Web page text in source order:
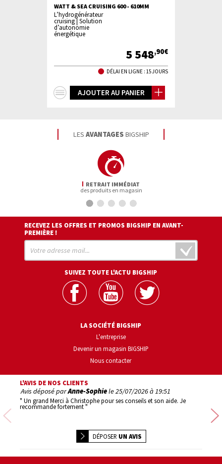
WATT & SEA CRUISING 600 - 610MM
L’hydrogénérateur
cruising | Solution
d’autonomie
énergétique
5 548,90€
DÉLAI EN LIGNE : 15 JOURS
AJOUTER AU PANIER
LES AVANTAGES BIGSHIP
RETRAIT IMMÉDIAT
des produits en magasin
RECEVEZ LES OFFRES ET PROMOS BIGSHIP EN AVANT-
PREMIÈRE !
SUIVEZ TOUTE L'ACTU BIGSHIP
LA SOCIÉTÉ BIGSHIP
L'entreprise
Devenir un magasin BIGSHIP
Nous contacter
L'AVIS DE NOS CLIENTS
Avis déposé parAnne-Sophiele25/07/2026 à 19:51
" Un grand Merci à Christophe pour ses conseils et son aide. Je
recommande fortement "
DÉPOSER UN AVIS